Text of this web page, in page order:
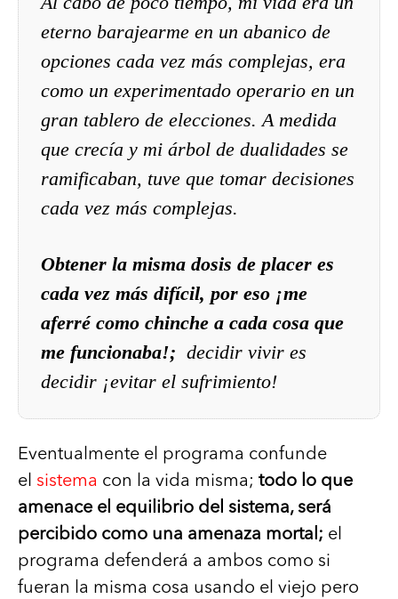
eterno barajearme en un abanico de
opciones cada vez más complejas, era
como un experimentado operario en un
gran tablero de elecciones. A medida
que crecía y mi árbol de dualidades se
ramificaban, tuve que tomar decisiones
cada vez más complejas.
Obtener la misma dosis de placer es
cada vez más difícil, por eso ¡me
aferré como chinche a cada cosa que
me funcionaba!; decidir vivir es
decidir ¡evitar el sufrimiento!
Eventualmente el programa confunde
el sistema con la vida misma; todo lo que
amenace el equilibrio del sistema, será
percibido como una amenaza mortal; el
programa defenderá a ambos como si
fueran la misma cosa usando el viejo pero